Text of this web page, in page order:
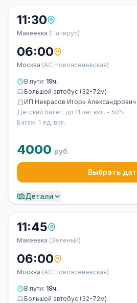
11:30
Макеевка (Папирус)
06:00
Москва (АС Новоясеневская)
В пути: 19ч.
Большой автобус (32-72м)
ИП Некрасов Игорь Александрович
Детский билет: до 11 лет вкл. - 50%
Багаж: 1 ед. вкл.
4000 руб.
Выбрать
Детали
11:45
Макеевка (Зеленый)
06:00
Москва (АС Новоясеневская)
В пути: 18ч.
Большой автобус (32-72м)